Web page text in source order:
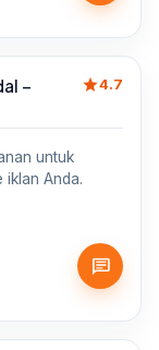
–
star4.7
untuk
iklan Anda.
chat